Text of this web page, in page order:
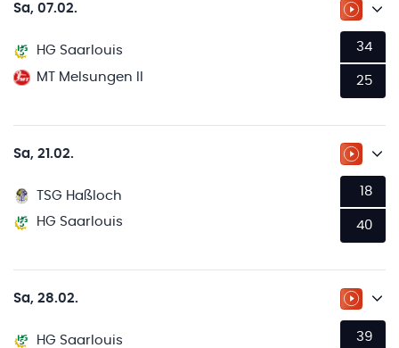
Sa, 07.02. ZUM
HG Saarlouis
MT Melsungen II
34
25
Sa, 21.02. ZUM
TSG Haßloch
HG Saarlouis
18
40
Sa, 28.02. ZUM
HG Saarlouis
39